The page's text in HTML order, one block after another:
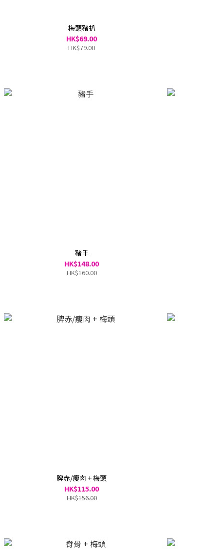
梅頭豬扒
HK$69.00
HK$79.00
豬手
HK$148.00
HK$160.00
脾赤/瘦肉 + 梅頭
HK$115.00
HK$156.00